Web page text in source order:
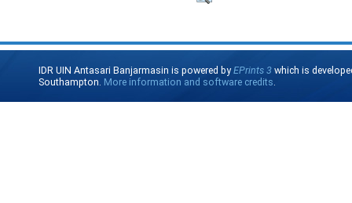
IDR UIN Antasari Banjarmasin is powered byEPrints 3 which is
Southampton. More information and software credits.